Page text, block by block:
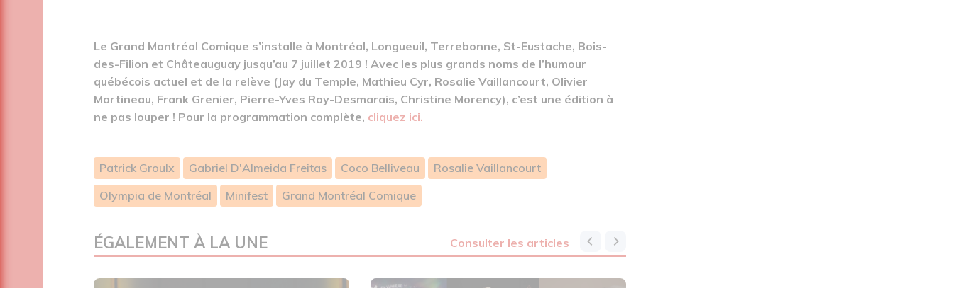
Le Grand Montréal Comique s’installe à Montréal, Longueuil, Terrebonne, St-Eustache, Bois-
des-Filion et Châteauguay jusqu’au 7 juillet 2019 ! Avec les plus grands noms de l’humour
québécois actuel et de la relève (Jay du Temple, Mathieu Cyr, Rosalie Vaillancourt, Olivier
Martineau, Frank Grenier, Pierre-Yves Roy-Desmarais, Christine Morency), c’est une édition à
ne pas louper ! Pour la programmation complète, cliquez ici.
Patrick Groulx Gabriel D'Almeida Freitas Coco Belliveau
Rosalie Vaillancourt
Olympia de Montréal
Minifest Grand Montréal Comique
ÉGALEMENT À LA UNE consulter les articles